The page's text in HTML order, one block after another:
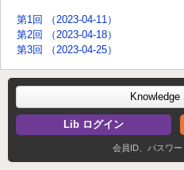
第1回 （2023-04-11）
第2回 （2023-04-18）
第3回 （2023-04-25）
Knowledge
Lib ログイン
会員ID、パスワ